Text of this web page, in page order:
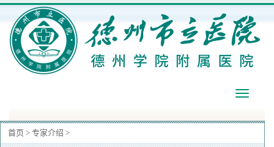
导
首页 > 专家介绍 >